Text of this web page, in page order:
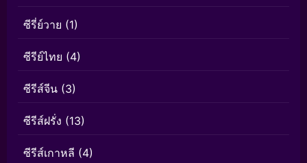
ซีรี่ย์วาย (1)
ซีรีย์ไทย (4)
ซีรีส์จีน (3)
ซีรีส์ฝรั่ง (13)
ซีรีส์เกาหลี (4)